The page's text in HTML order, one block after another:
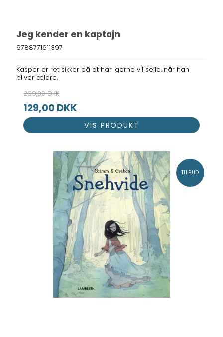
Jeg kender en kaptajn
9788771611397
Kasper er ret sikker på at han gerne vil sejle, når han
bliver ældre.
269,00 DKK
129,00 DKK
VIS PRODUKT
TILBUD